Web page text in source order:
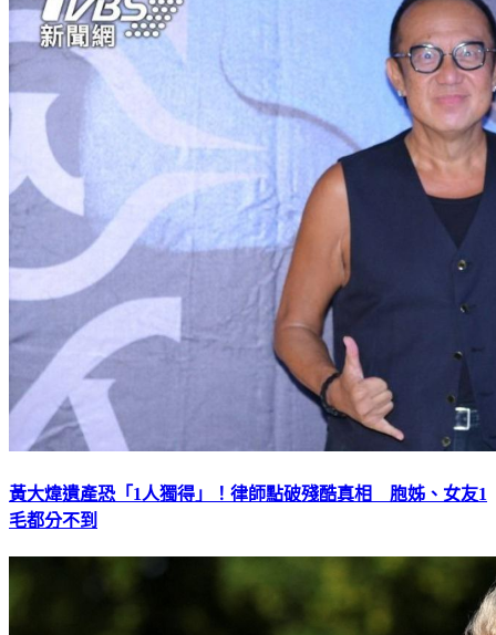
黃大煒遺產恐「1人獨得」！律師點破殘酷真相 胞姊、女友1
毛都分不到